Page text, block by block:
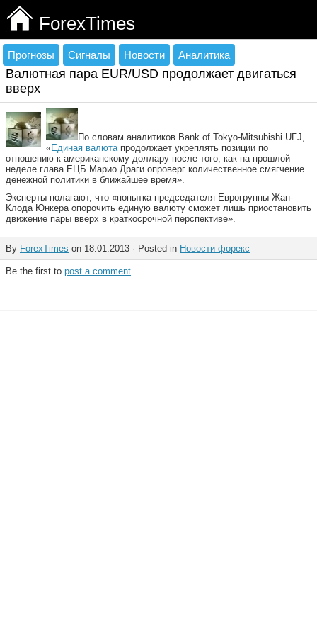
ForexTimes
Прогнозы Сигналы Новости Аналитика
Валютная пара EUR/USD продолжает двигаться
вверх
По словам аналитиков Bank of Tokyo-Mitsubishi UFJ,
«Единая валюта продолжает укреплять позиции по
отношению к американскому доллару после того, как на прошлой
неделе глава ЕЦБ Марио Драги опроверг количественное смягчение
денежной политики в ближайшее время».
Эксперты полагают, что «попытка председателя Еврогруппы Жан-
Клода Юнкера опорочить единую валюту сможет лишь приостановить
движение пары вверх в краткосрочной перспективе».
By ForexTimes on 18.01.2013 · Posted in Новости форекс
Be the first to post a comment.